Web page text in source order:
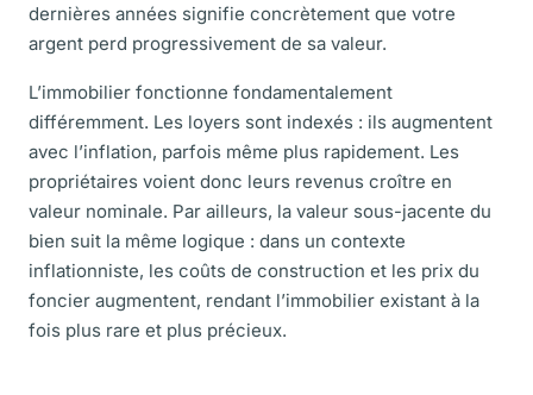
dernières années signifie concrètement que votre
argent perd progressivement de sa valeur.
L’immobilier fonctionne fondamentalement
différemment. Les loyers sont indexés : ils augmentent
avec l’inflation, parfois même plus rapidement. Les
propriétaires voient donc leurs revenus croître en
valeur nominale. Par ailleurs, la valeur sous-jacente du
bien suit la même logique : dans un contexte
inflationniste, les coûts de construction et les prix du
foncier augmentent, rendant l’immobilier existant à la
fois plus rare et plus précieux.